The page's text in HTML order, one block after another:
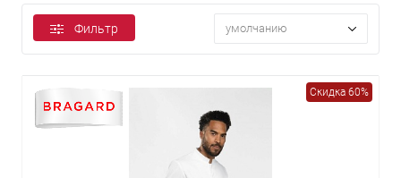
Фильтр умолчанию
Скидка 60%